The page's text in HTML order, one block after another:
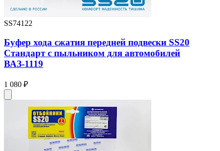
SS74122
Буфер хода сжатия передней подвески SS20
Стандарт с пыльником для автомобилей
ВАЗ-1119
1 080 ₽